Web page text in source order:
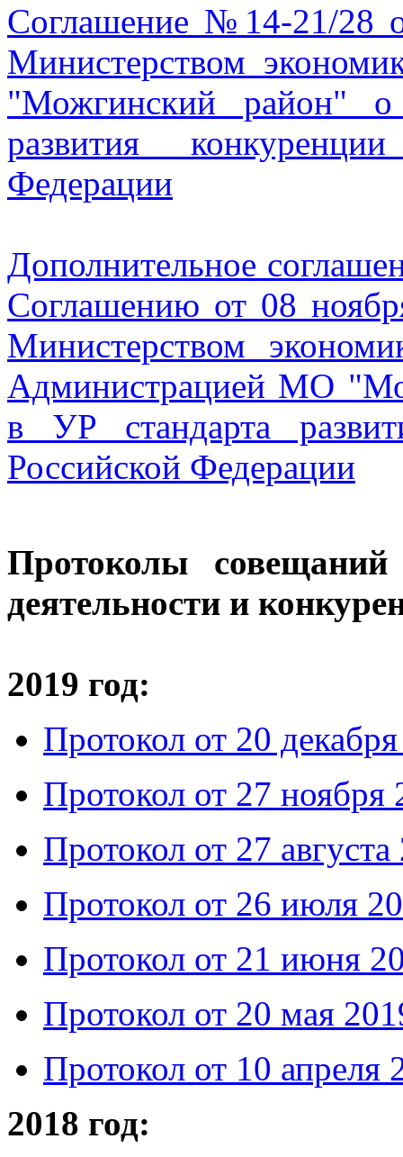
Соглашение №14-21/28
Министерством
"Можгинский район"
развития
Федерации
Дополнительное
Соглашению от 08
Министерством
Администрацией МО
в УР стандарта
Российской Федерации
Протоколы
деятельности и
2019 год:
Протокол от 20
Протокол от 27 ноября
Протокол от 27 августа
Протокол от 26 июля
Протокол от 21 июня
Протокол от 20 мая
Протокол от 10 апреля
2018 год: